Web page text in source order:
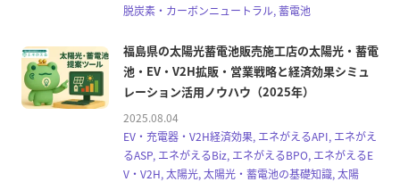
脱炭素・カーボンニュートラル, 蓄電池
福島県の太陽光蓄電池販売施工店の太陽光・蓄電
池・EV・V2H拡販・営業戦略と経済効果シミュ
レーション活用ノウハウ（2025年）
2025.08.04
EV・充電器・V2H経済効果, エネがえるAPI, エネがえ
るASP, エネがえるBiz, エネがえるBPO, エネがえるE
V・V2H, 太陽光, 太陽光・蓄電池の基礎知識, 太陽